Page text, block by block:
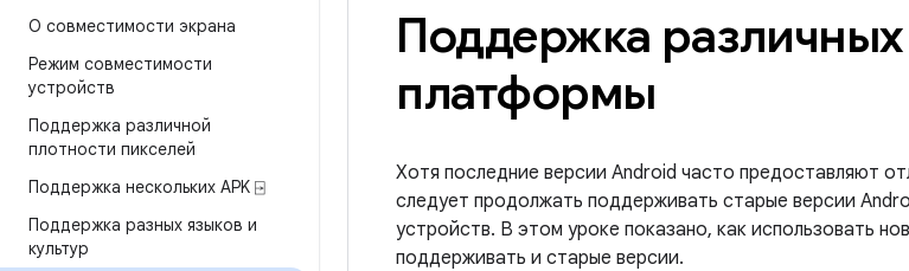
О совместимости экрана
Режим совместимости
устройств
Поддержка различной
плотности пикселей
Поддержка нескольких APK ⍈
Поддержка разных языков и
культур
Поддержка
платформы
Хотя последние версии Android часто предоставляют
следует продолжать поддерживать старые версии
устройств. В этом уроке показано, как использовать
поддерживать и старые версии.